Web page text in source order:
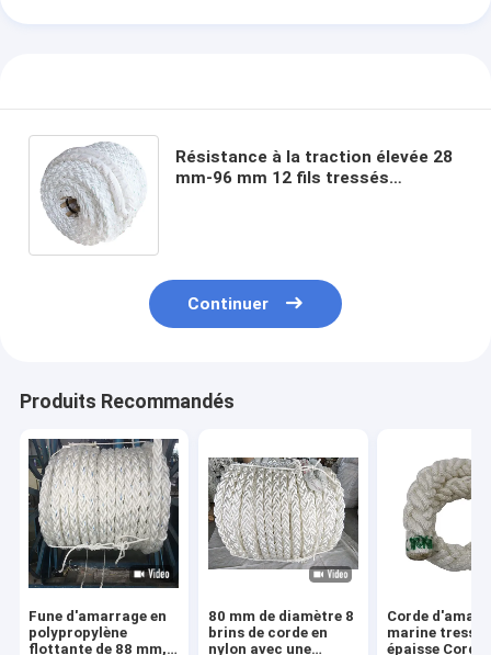
Résistance à la traction élevée 28
mm-96 mm 12 fils tressés
Continuer
Produits Recommandés
Fune d'amarrage en
polypropylène
flottante de 88 mm,
80 mm de diamètre 8
brins de corde en
nylon avec une
Corde
marine
épaisse Corde